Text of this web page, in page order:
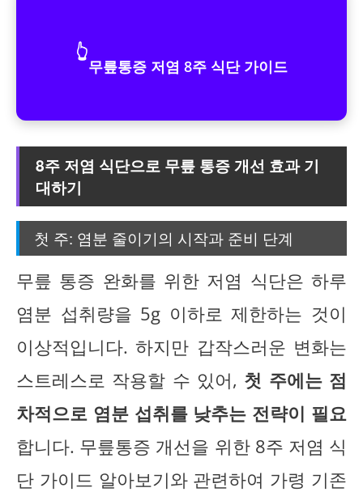
👆
무릎통증 저염 8주 식단 가이드
8주 저염 식단으로 무릎 통증 개선 효과 기
대하기
첫 주: 염분 줄이기의 시작과 준비 단계
무릎 통증 완화를 위한 저염 식단은 하루
염분 섭취량을 5g 이하로 제한하는 것이
이상적입니다. 하지만 갑작스러운 변화는
스트레스로 작용할 수 있어, 첫 주에는 점
차적으로 염분 섭취를 낮추는 전략이 필요
합니다. 무릎통증 개선을 위한 8주 저염 식
단 가이드 알아보기와 관련하여 가령 기존